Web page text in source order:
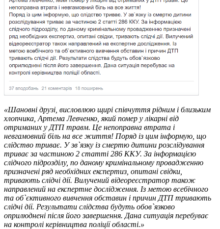
«Шановні друзі, висловлюю щирі співчуття рідним і близьким
хлопчика, Артема Левченко, який помер у лікарні від
отриманих у ДТП травм. Це непоправна втрата і
невгамовний біль на все життя! Поряд із цим інформую, що
слідство триває. У зв`язку із смертю дитини розслідування
триває за частиною 2 статті 286 ККУ. За інформацією
слідчого підрозділу, по даному кримінальному провадженню
призначені ряд необхідних експертиз, опитані свідки,
тривають слідчі дії. Вилучений відеореєстратор також
направлений на експертне дослідження. Із метою всебічного
та об`єктивного вивчення обставин і причин ДТП тривають
слідчі дії. Результати слідства будуть обов`язково
оприлюднені після його завершення. Дана ситуація перебуває
на контролі керівництва поліції області.»